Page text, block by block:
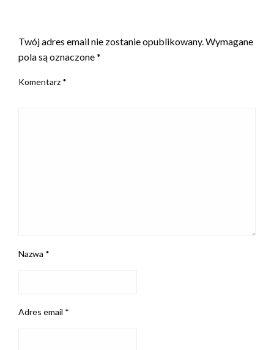
Twój adres email nie zostanie opublikowany.Wymagane
pola są oznaczone*
Komentarz *
Nazwa *
Adres email *